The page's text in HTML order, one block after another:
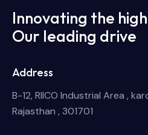
Innovating the
Our leading drive
Address
B-12, RIICO Industrial Area ,
Rajasthan , 301701